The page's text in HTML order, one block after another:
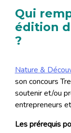
Qui
édition
?
Nature &
son concours
soutenir et/ou
entrepreneurs
Les prérequis